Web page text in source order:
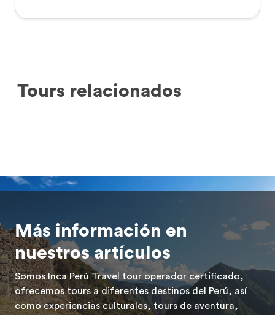
Tours relacionados
Más información en
nuestros artículos
Somos Inca Perú Travel tour operador certificado,
ofrecemos tours a diferentes destinos del Perú, así
como experiencias culturales, tours de aventura,